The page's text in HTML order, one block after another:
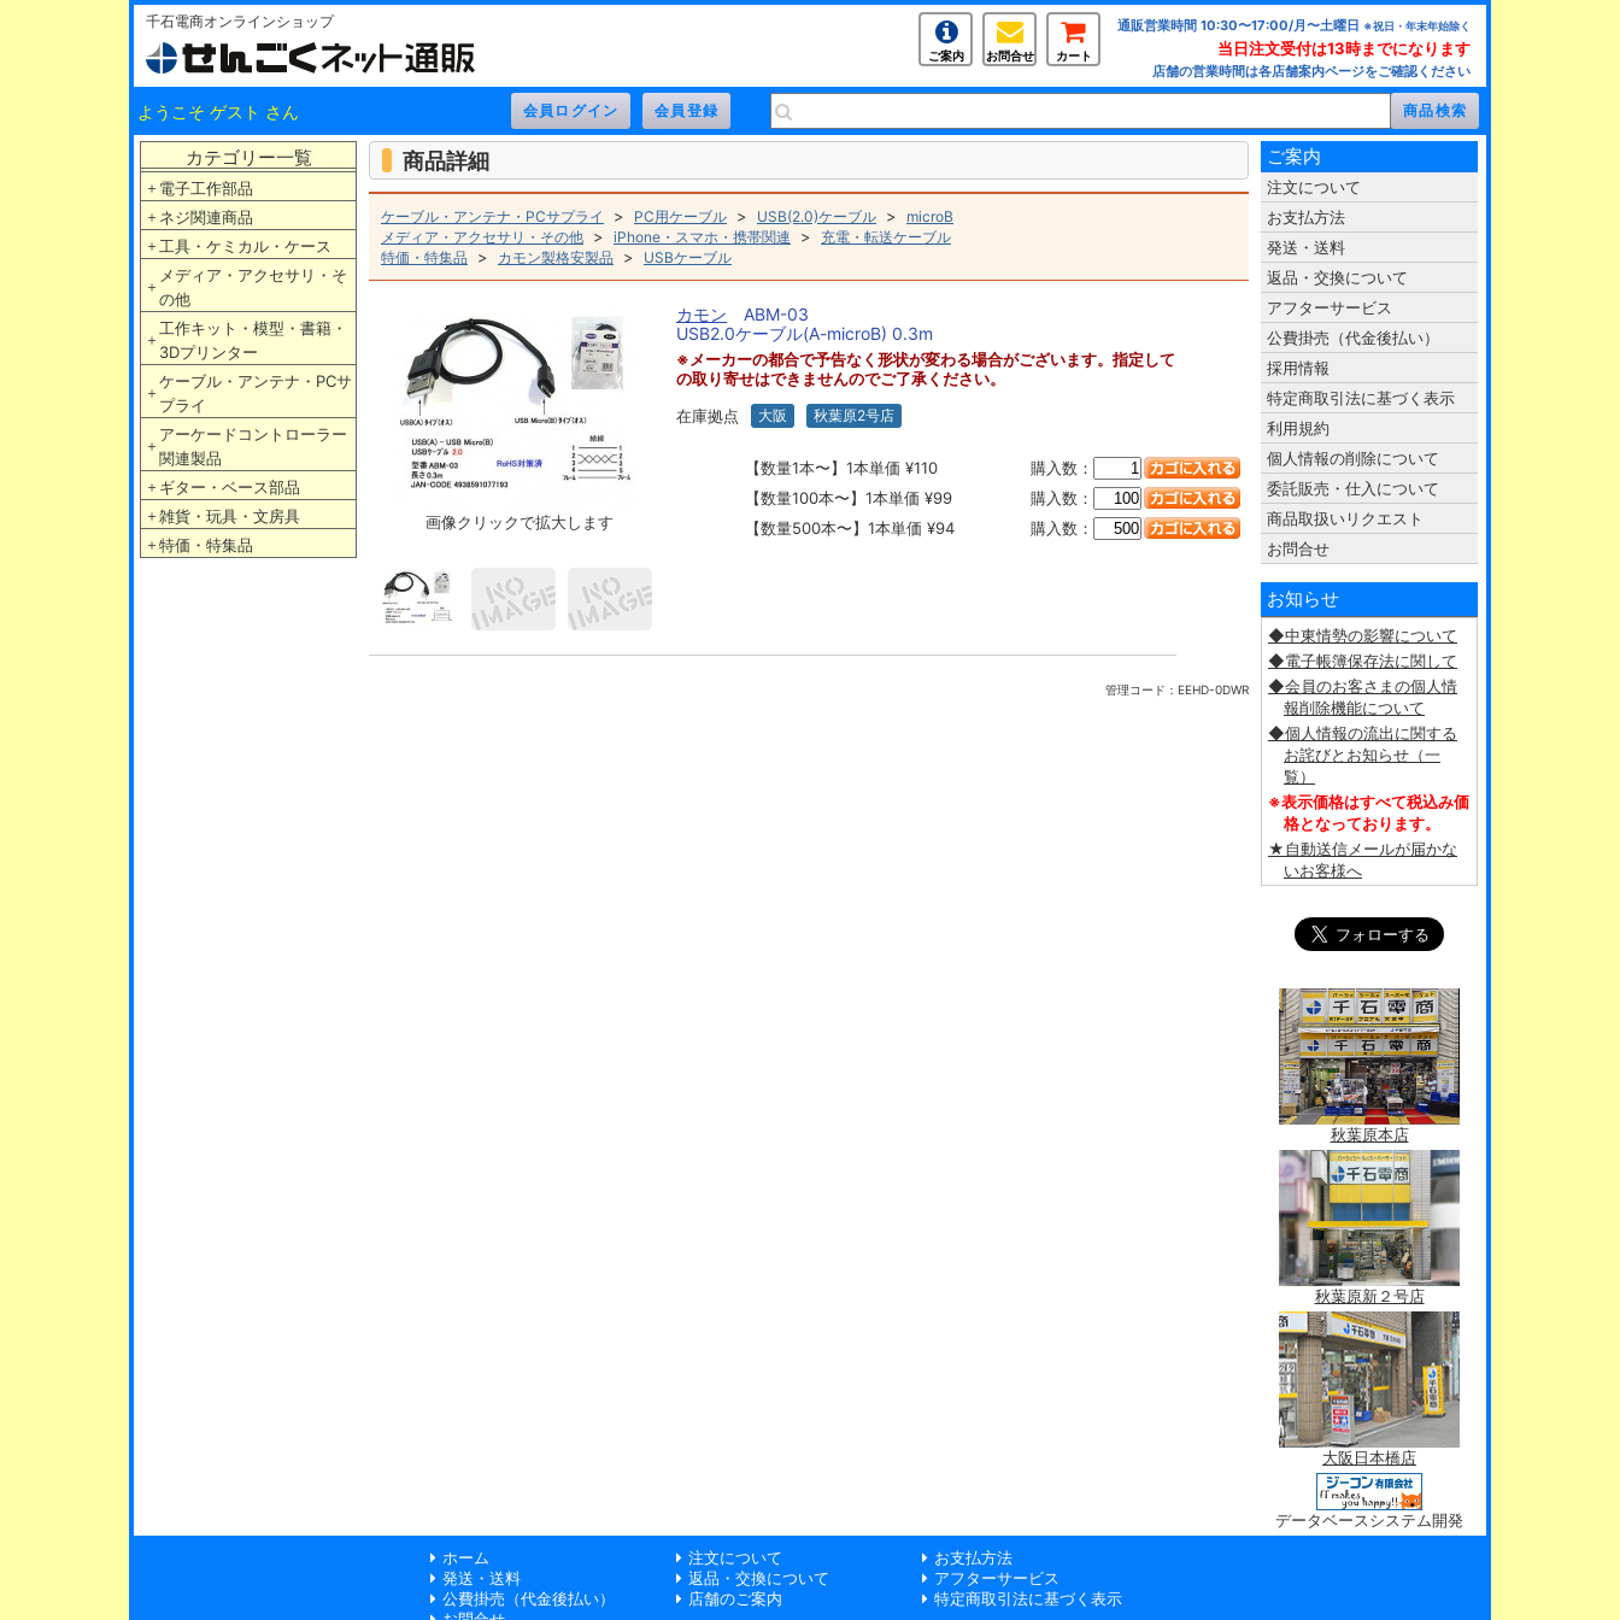
千石電商オンラインショップ
ご案内 お問合せ カート
通販営業時間 10:30〜17:00/月〜土曜日 ※祝日・年末年始除く
当日注文受付は13時までになります
店舗の営業時間は各店舗案内ページをご確認ください
ようこそ ゲスト さん
カテゴリー一覧
＋ 電子工作部品
＋ ネジ関連商品
＋ 工具・ケミカル・ケース
＋
メディア・アクセサリ・そ
の他
＋
工作キット・模型・書籍・
3Dプリンター
＋
ケーブル・アンテナ・PCサ
プライ
＋
アーケードコントローラー
関連製品
＋ ギター・ベース部品
＋ 雑貨・玩具・文房具
＋ 特価・特集品
商品詳細
ケーブル・アンテナ・PCサプライ > PC用ケーブル > USB(2.0)ケーブル > microB
メディア・アクセサリ・その他 > iPhone・スマホ・携帯関連 > 充電・転送ケーブル
特価・特集品 > カモン製格安製品 > USBケーブル
画像クリックで拡大します
カモン ABM-03
USB2.0ケーブル(A-microB) 0.3m
※メーカーの都合で予告なく形状が変わる場合がございます。指定して
の取り寄せはできませんのでご了承ください。
在庫拠点
大阪 秋葉原2号店
【数量1本〜】1本単価 ¥110
購入数：
【数量100本〜】1本単価 ¥99
購入数：
【数量500本〜】1本単価 ¥94
購入数：
管理コード： EEHD-0DWR
ご案内
注文について
お支払方法
発送・送料
返品・交換について
アフターサービス
公費掛売（代金後払い）
採用情報
特定商取引法に基づく表示
利用規約
個人情報の削除について
委託販売・仕入について
商品取扱いリクエスト
お問合せ
お知らせ
◆中東情勢の影響について
◆電子帳簿保存法に関して
◆会員のお客さまの個人情
報削除機能について
◆個人情報の流出に関する
お詫びとお知らせ（一
覧）
※表示価格はすべて税込み価
格となっております。
★自動送信メールが届かな
いお客様へ
秋葉原本店
秋葉原新２号店
大阪日本橋店
データベースシステム開発
ホーム
注文について
お支払方法
発送・送料
返品・交換について
アフターサービス
公費掛売（代金後払い）
店舗のご案内
特定商取引法に基づく表示